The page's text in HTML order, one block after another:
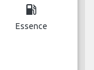
local_gas_station
Essence